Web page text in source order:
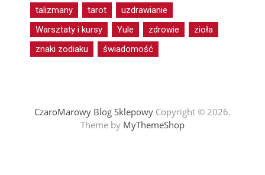
talizmany
tarot
uzdrawianie
Warsztaty i kursy
Yule zdrowie
zioła
znaki zodiaku
świadomość
CzaroMarowy Blog SklepowyCopyright © 2026.
Theme by MyThemeShop